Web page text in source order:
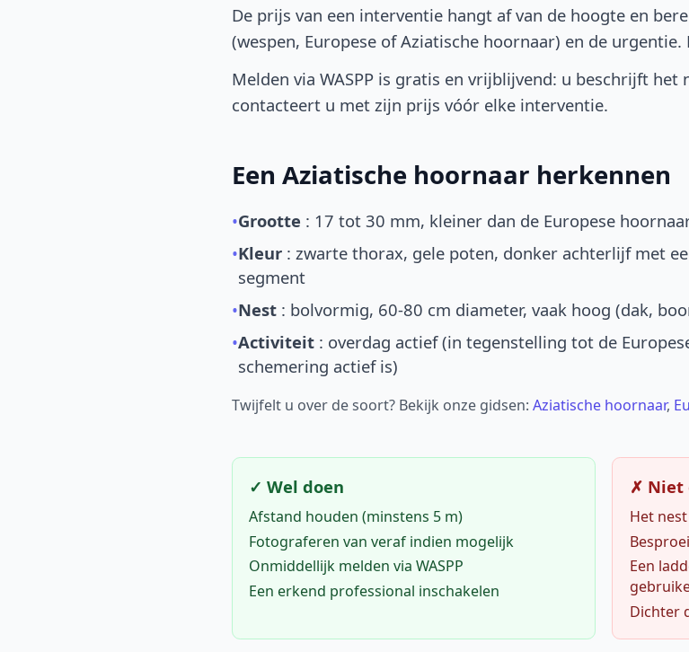
De prijs van een interventie hangt af van de hoogte en
(wespen, Europese of Aziatische hoornaar) en de
Melden via WASPP is gratis en vrijblijvend: u beschrijft
contacteert u met zijn prijs vóór elke interventie.
Een Aziatische hoornaar herkennen
•Grootte : 17 tot 30 mm, kleiner dan de Europese
•Kleur : zwarte thorax, gele poten, donker achterlijf met
segment
•Nest : bolvormig, 60-80 cm diameter, vaak hoog (dak,
•Activiteit : overdag actief (in tegenstelling tot de
schemering actief is)
Twijfelt u over de soort? Bekijk onze gidsen: Aziatische hoornaar,
✓ Wel doen
Afstand houden (minstens 5 m)
Fotograferen van veraf indien mogelijk
Onmiddellijk melden via WASPP
Een erkend professional inschakelen
✗ Niet
Het
Een
Dichter